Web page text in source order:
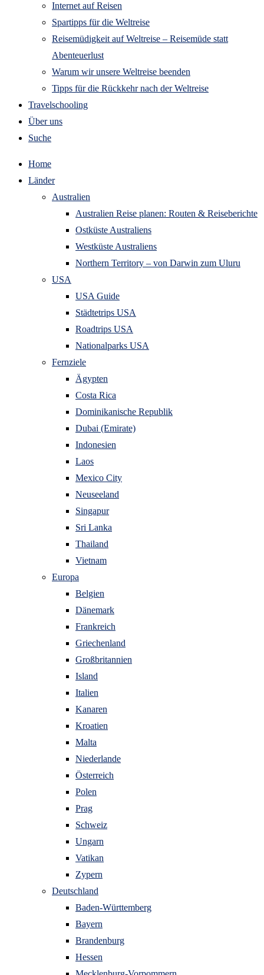
Internet auf Reisen
Spartipps für die Weltreise
Reisemüdigkeit auf Weltreise – Reisemüde statt
Abenteuerlust
Warum wir unsere Weltreise beenden
Tipps für die Rückkehr nach der Weltreise
Travelschooling
Über uns
Suche
Home
Länder
Australien
Australien Reise planen: Routen & Reiseberichte
Ostküste Australiens
Westküste Australiens
Northern Territory – von Darwin zum Uluru
USA
USA Guide
Städtetrips USA
Roadtrips USA
Nationalparks USA
Fernziele
Ägypten
Costa Rica
Dominikanische Republik
Dubai (Emirate)
Indonesien
Laos
Mexico City
Neuseeland
Singapur
Sri Lanka
Thailand
Vietnam
Europa
Belgien
Dänemark
Frankreich
Griechenland
Großbritannien
Island
Italien
Kanaren
Kroatien
Malta
Niederlande
Österreich
Polen
Prag
Schweiz
Ungarn
Vatikan
Zypern
Deutschland
Baden-Württemberg
Bayern
Brandenburg
Hessen